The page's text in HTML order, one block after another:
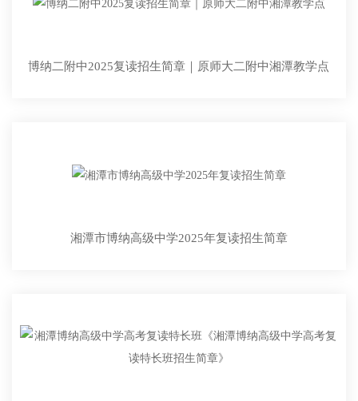
博纳二附中2025复读招生简章｜原师大二附中湘潭教学点
湘潭市博纳高级中学2025年复读招生简章